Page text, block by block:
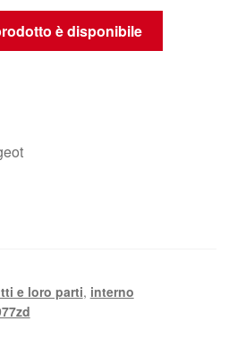
è disponibile
e loro parti, interno